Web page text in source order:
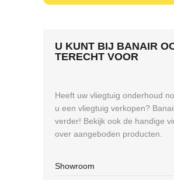
U KUNT BIJ BANAIR
TERECHT VOOR
Heeft uw vliegtuig onderhoud
u een vliegtuig verkopen?
verder! Bekijk ook de handige
over aangeboden producten.
Showroom